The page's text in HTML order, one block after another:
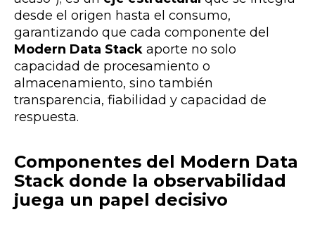
desde el origen hasta el consumo,
garantizando que cada componente del
Modern Data Stack aporte no solo
capacidad de procesamiento o
almacenamiento, sino también
transparencia, fiabilidad y capacidad de
respuesta.
Componentes del Modern Data
Stack donde la observabilidad
juega un papel decisivo